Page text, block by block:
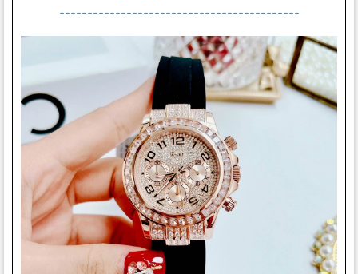
-------------------------------------------